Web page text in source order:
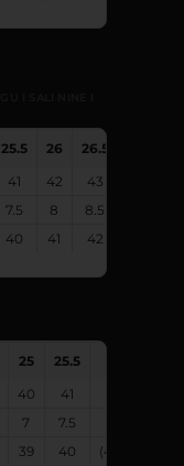
25.5 26 26.5
41 42 43
7.5 8 8.5
40 41 42
25 25.5
40 41
7 7.5
39 40 (40.5)